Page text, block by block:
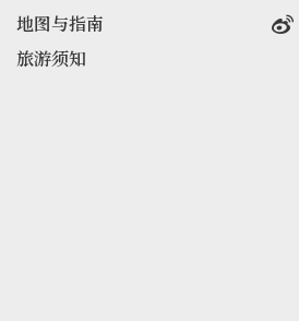
地图与指南
旅游须知